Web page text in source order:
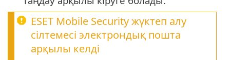
ESET Mobile Security жүктеп алу
сілтемесі электрондық пошта
арқылы келді